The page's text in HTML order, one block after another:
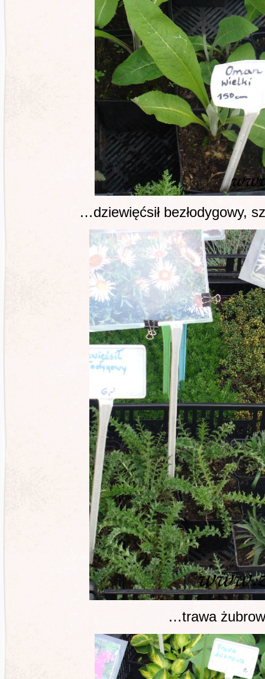
…dziewięćsił bezłodygowy,
…trawa